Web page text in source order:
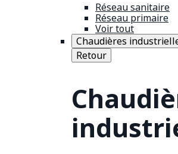
Réseau sanitaire
Réseau primaire
Voir tout
Chaudières
Retour